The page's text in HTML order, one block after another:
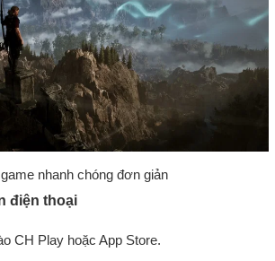
nhanh chóng đơn giản
điện thoại
CH Play hoặc App Store.